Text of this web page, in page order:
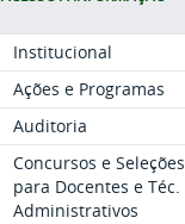
Institucional
Ações e Programas
Auditoria
Concursos e Seleções
para Docentes e Téc.
Administrativos